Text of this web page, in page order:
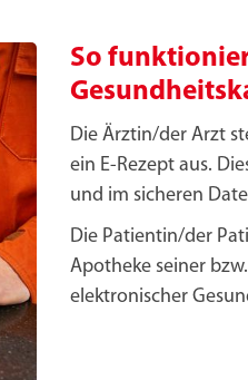
So
Die Ärztin/der Arzt
ein E-Rezept aus.
und im sicheren
Die Patientin/der
Apotheke seiner
elektronischer